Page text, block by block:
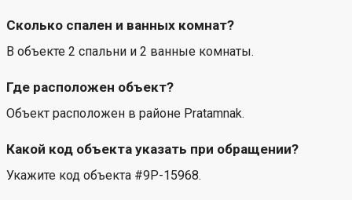
Сколько спален и ванных комнат?
В объекте 2 спальни и 2 ванные комнаты.
Где расположен объект?
Объект расположен в районе Pratamnak.
Какой код объекта указать при обращении?
Укажите код объекта #9P-15968.